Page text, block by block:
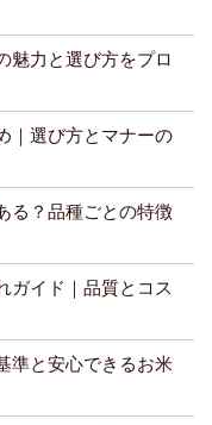
魅力と選び方をプロ
｜選び方とマナーの
る？品種ごとの特徴
ガイド｜品質とコス
準と安心できるお米